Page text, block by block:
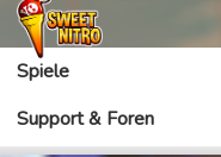
Spiele
Support & Foren